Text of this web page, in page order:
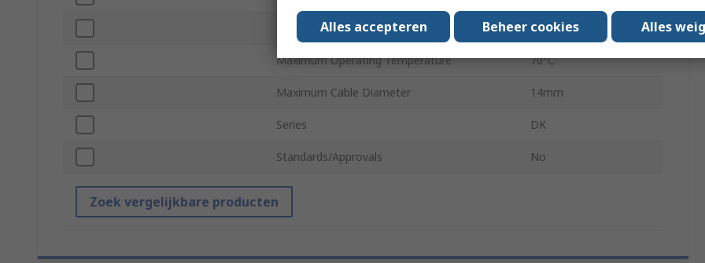
Minimum Cable Diameter 14mm
Maximum Operating Temperature 70°C
Maximum Cable Diameter 14mm
Series DK
Standards/Approvals No
Zoek vergelijkbare producten
Alles accepteren Beheer cookies Alles